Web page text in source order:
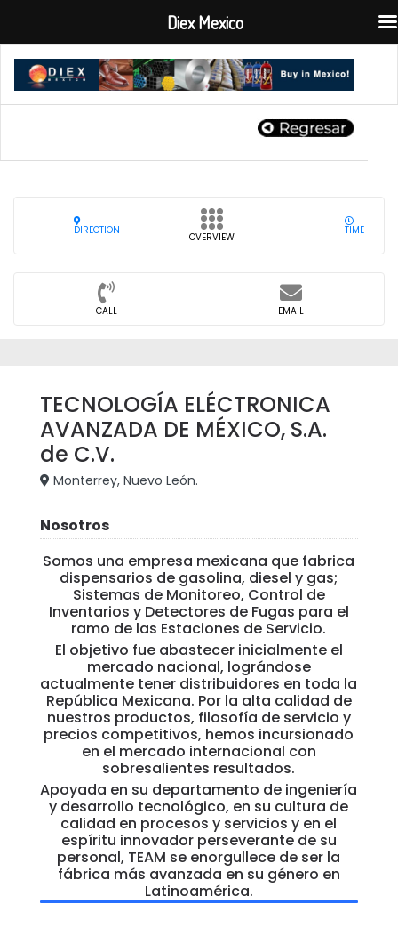
DIRECTION
OVERVIEW
TIME
CALL EMAIL
TECNOLOGÍA ELÉCTRONICA
AVANZADA DE MÉXICO, S.A.
de C.V.
Monterrey, Nuevo León.
Nosotros
Somos una empresa mexicana que fabrica
dispensarios de gasolina, diesel y gas;
Sistemas de Monitoreo, Control de
Inventarios y Detectores de Fugas para el
ramo de las Estaciones de Servicio.
El objetivo fue abastecer inicialmente el
mercado nacional, lográndose
actualmente tener distribuidores en toda la
República Mexicana. Por la alta calidad de
nuestros productos, filosofía de servicio y
precios competitivos, hemos incursionado
en el mercado internacional con
sobresalientes resultados.
Apoyada en su departamento de ingeniería
y desarrollo tecnológico, en su cultura de
calidad en procesos y servicios y en el
espíritu innovador perseverante de su
personal, TEAM se enorgullece de ser la
fábrica más avanzada en su género en
Latinoamérica.
Diex Mexico